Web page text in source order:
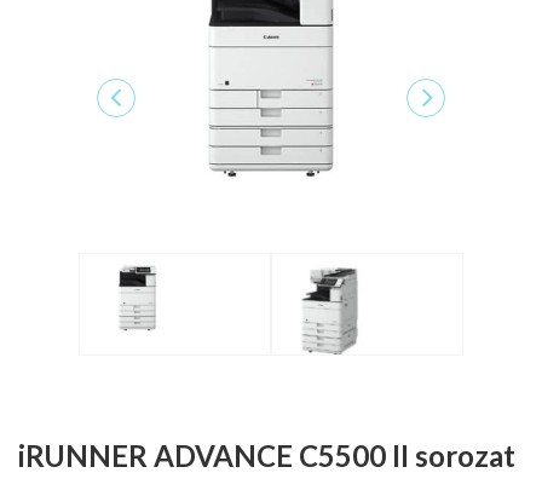
iRUNNER ADVANCE C5500 II sorozat